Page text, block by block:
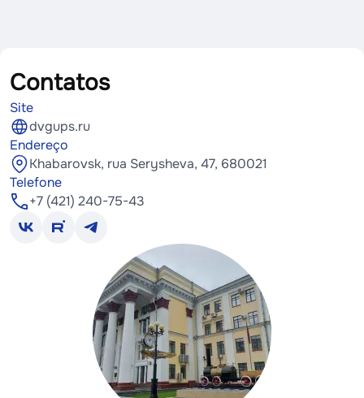
Contatos
Site
dvgups.ru
Endereço
Khabarovsk, rua Serysheva, 47, 680021
Telefone
+7 (421) 240-75-43